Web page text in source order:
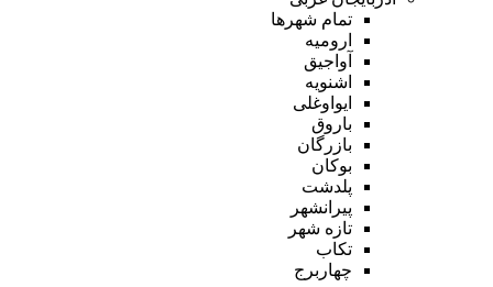
تمام شهر‌ها
ارومیه
آواجیق
اشنویه
ایواوغلی
باروق
بازرگان
بوکان
پلدشت
پیرانشهر
تازه شهر
تکاب
چهاربرج